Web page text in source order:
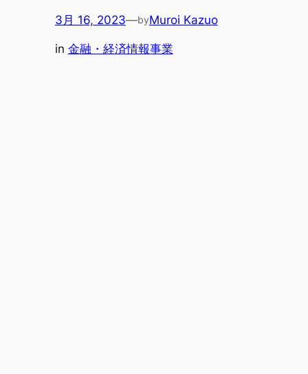
3月 16, 2023—byMuroi Kazuo
in 金融・経済情報事業